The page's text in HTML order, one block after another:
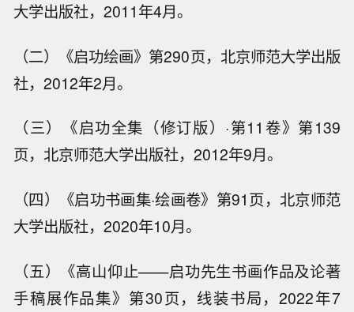
大学出版社，2011年4月。
（二）《启功绘画》第290页，北京师范大学出版
社，2012年2月。
（三）《启功全集（修订版）·第11卷》第139
页，北京师范大学出版社，2012年9月。
（四）《启功书画集·绘画卷》第91页，北京师范
大学出版社，2020年10月。
（五）《高山仰止——启功先生书画作品及论著
手稿展作品集》第30页，线装书局，2022年7